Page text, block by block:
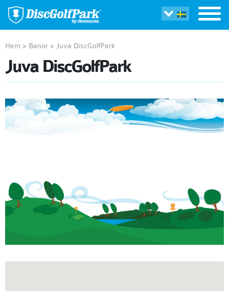
Hem > Banor > Juva DiscGolfPark
Juva DiscGolfPark